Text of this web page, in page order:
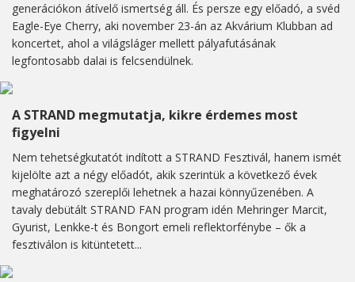
generációkon átívelő ismertség áll. És persze egy előadó, a svéd
Eagle-Eye Cherry, aki november 23-án az Akvárium Klubban ad
koncertet, ahol a világsláger mellett pályafutásának
legfontosabb dalai is felcsendülnek.
A STRAND megmutatja, kikre érdemes most
figyelni
Nem tehetségkutatót indított a STRAND Fesztivál, hanem ismét
kijelölte azt a négy előadót, akik szerintük a következő évek
meghatározó szereplői lehetnek a hazai könnyűzenében. A
tavaly debütált STRAND FAN program idén Mehringer Marcit,
Gyurist, Lenkke-t és Bongort emeli reflektorfénybe – ők a
fesztiválon is kitüntetett...